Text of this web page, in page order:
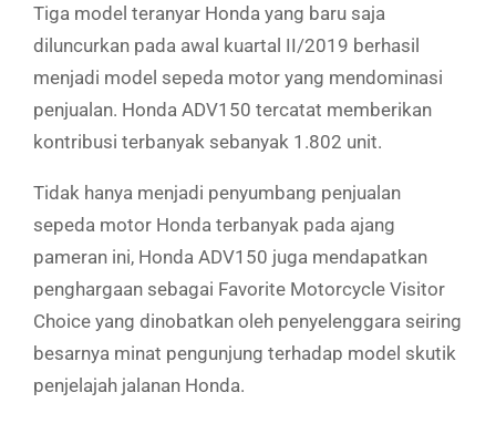
Tiga model teranyar Honda yang baru saja
diluncurkan pada awal kuartal II/2019 berhasil
menjadi model sepeda motor yang mendominasi
penjualan. Honda ADV150 tercatat memberikan
kontribusi terbanyak sebanyak 1.802 unit.
Tidak hanya menjadi penyumbang penjualan
sepeda motor Honda terbanyak pada ajang
pameran ini, Honda ADV150 juga mendapatkan
penghargaan sebagai Favorite Motorcycle Visitor
Choice yang dinobatkan oleh penyelenggara seiring
besarnya minat pengunjung terhadap model skutik
penjelajah jalanan Honda.